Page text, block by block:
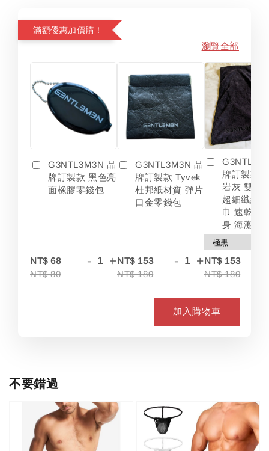
滿額優惠加價購！
瀏覽全部
G3NTL3M3N 品
牌訂製款 黑色亮
面橡膠零錢包
NT$ 68
NT$ 80
- +
G3NTL3M3N 品
牌訂製款 Tyvek
杜邦紙材質 彈片
口金零錢包
NT$ 153
NT$ 180
- +
牌訂製款
岩灰 雙色
超細纖維
巾 速乾 吸
身 海灘
NT$ 153
NT$ 180
加入購物車
不要錯過